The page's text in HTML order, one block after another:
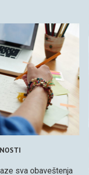
sva obaveštenja